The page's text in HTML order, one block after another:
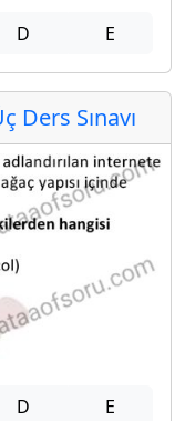
D E
Ders Sınavı
D E